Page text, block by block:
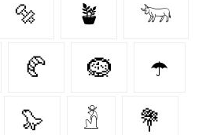
🔩 🪴 𓃓
🥐 🪹 ☂️
🦭 𓁳 💐